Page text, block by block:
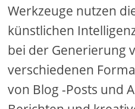
Werkzeuge nutzen
künstlichen
bei der Generierung
verschiedenen
von Blog -Posts und